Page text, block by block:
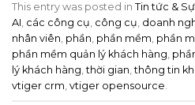
This entry was posted in Tin tức &
AI, các công cụ, công cụ, doanh
nhân viên, phần, phần mềm, phần
phần mềm quản lý khách hàng,
lý khách hàng,thời gian,thông tin
vtiger crm, vtiger opensource.